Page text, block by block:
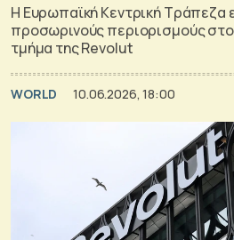
Η Ευρωπαϊκή Κεντρική Τράπεζα
προσωρινούς περιορισμούς
τμήμα της Revolut
WORLD 10.06.2026, 18:00